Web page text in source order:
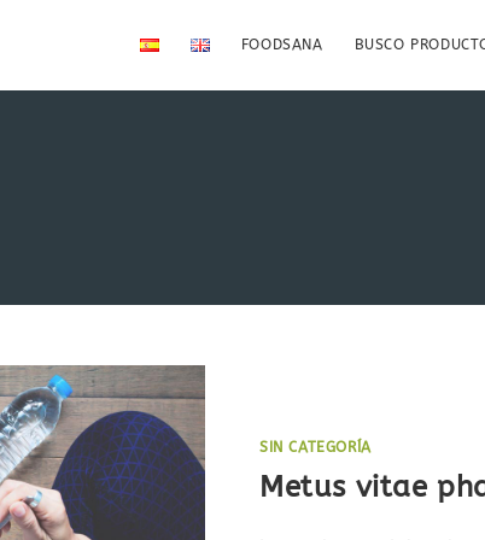
FOODSANA BUSCO
SIN CATEGORÍA
Metus vitae